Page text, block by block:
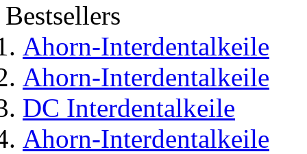
Bestsellers
Ahorn-Interdentalkeile
Ahorn-Interdentalkeile
DC Interdentalkeile
Ahorn-Interdentalkeile